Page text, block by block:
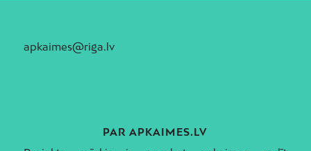
apkaimes@riga.lv
PAR APKAIMES.LV